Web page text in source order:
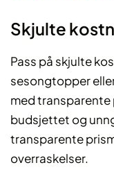
Skjulte
Pass på skjulte
sesongtopper
med transparente
budsjettet og
transparente
overraskelser.